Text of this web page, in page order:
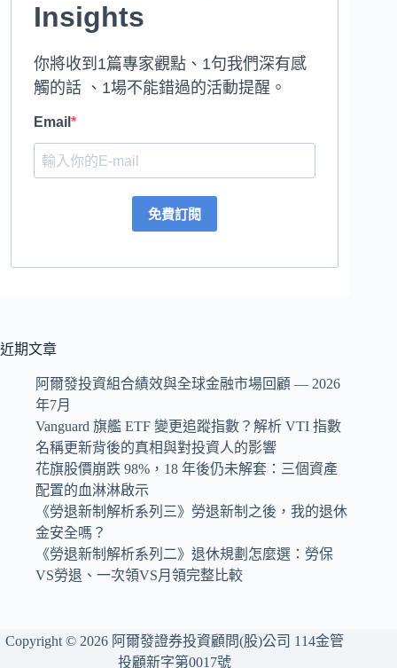
Insights
你將收到1篇專家觀點、1句我們深有感
觸的話 、1場不能錯過的活動提醒。
Email
免費訂閱
近期文章
阿爾發投資組合績效與全球金融市場回顧 — 2026
年7月
Vanguard 旗艦 ETF 變更追蹤指數？解析 VTI 指數
名稱更新背後的真相與對投資人的影響
花旗股價崩跌 98%，18 年後仍未解套：三個資產
配置的血淋淋啟示
《勞退新制解析系列三》勞退新制之後，我的退休
金安全嗎？
《勞退新制解析系列二》退休規劃怎麼選：勞保
VS勞退、一次領VS月領完整比較
Copyright © 2026 阿爾發證券投資顧問(股)公司 114金管
投顧新字第0017號